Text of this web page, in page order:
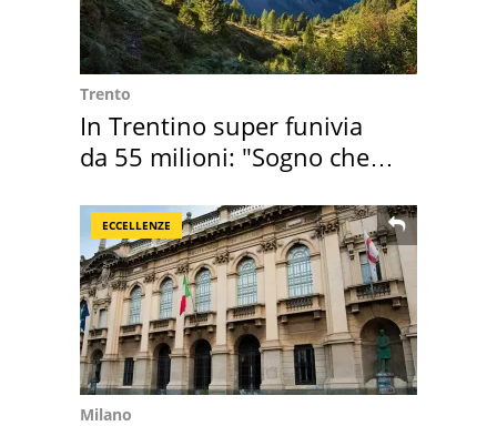
Trento
In Trentino super funivia
da 55 milioni: "Sogno che si
ECCELLENZE
Milano